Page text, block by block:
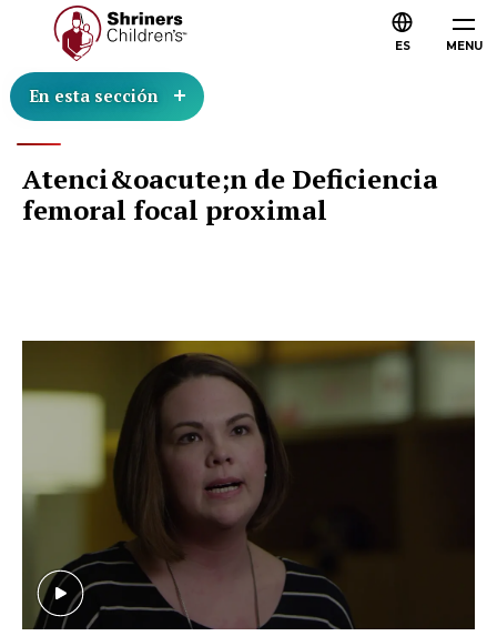
MENU
ES
En esta sección
Atenci&oacute;n de Deficiencia
femoral focal proximal